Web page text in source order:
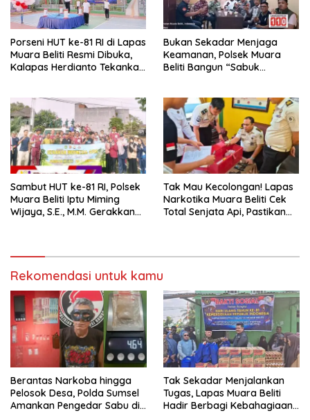
Porseni HUT ke-81 RI di Lapas
Muara Beliti Resmi Dibuka,
Kalapas Herdianto Tekankan
Bukan Sekadar Menjaga
Keamanan, Polsek Muara
Beliti Bangun “Sabuk
Sambut HUT ke-81 RI, Polsek
Muara Beliti Iptu Miming
Wijaya, S.E., M.M. Gerakkan
Tak Mau Kecolongan! Lapas
Narkotika Muara Beliti Cek
Total Senjata Api, Pastikan
Rekomendasi untuk kamu
Berantas Narkoba hingga
Pelosok Desa, Polda Sumsel
Amankan Pengedar Sabu di
Tak Sekadar Menjalankan
Tugas, Lapas Muara Beliti
Hadir Berbagi Kebahagiaan